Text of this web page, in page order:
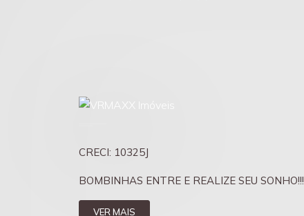
CRECI: 10325J
BOMBINHAS ENTRE E REALIZE SEU SONHO!!!
VER MAIS